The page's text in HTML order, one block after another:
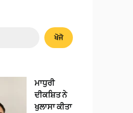
ਖੋਜੋ
ਮਾਧੁਰੀ
ਦੀਕਸ਼ਿਤ ਨੇ
ਖੁਲਾਸਾ ਕੀਤਾ